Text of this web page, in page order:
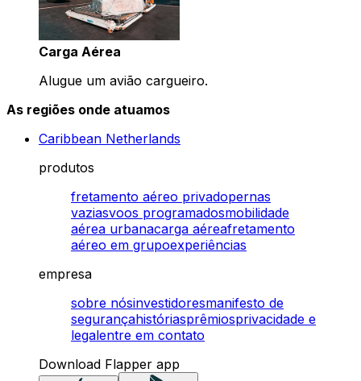
Carga Aérea
Alugue um avião cargueiro.
As regiões onde atuamos
Caribbean Netherlands
produtos
fretamento aéreo privadopernas
vaziasvoos programadosmobilidade
aérea urbanacarga aéreafretamento
aéreo em grupoexperiências
empresa
sobre nósinvestidoresmanifesto de
segurançahistóriasprêmiosprivacidade e
legalentre em contato
Download Flapper app